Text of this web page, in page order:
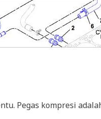
Pegas kompresi